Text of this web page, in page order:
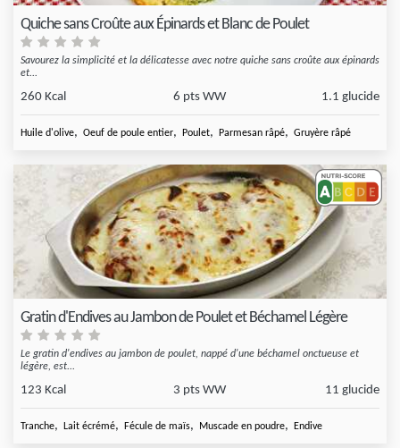
Quiche sans Croûte aux Épinards et Blanc de Poulet
Savourez la simplicité et la délicatesse avec notre quiche sans croûte aux épinards
et...
260 Kcal 6 pts WW 1.1 glucide
Huile d'olive, Oeuf de poule entier, Poulet, Parmesan râpé, Gruyère râpé
Gratin d'Endives au Jambon de Poulet et Béchamel Légère
Le gratin d'endives au jambon de poulet, nappé d'une béchamel onctueuse et
légère, est...
123 Kcal 3 pts WW 11 glucide
Tranche, Lait écrémé, Fécule de maïs, Muscade en poudre, Endive